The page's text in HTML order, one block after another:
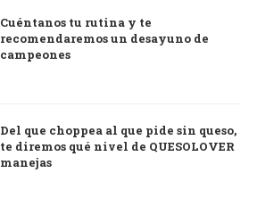
Cuéntanos tu rutina y te
recomendaremos un desayuno de
campeones
Del que choppea al que pide sin queso,
te diremos qué nivel de QUESOLOVER
manejas